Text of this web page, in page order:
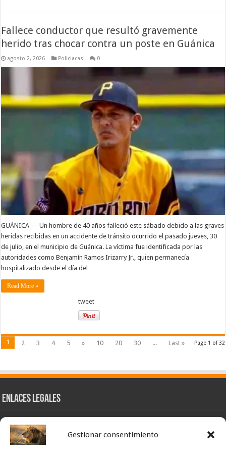
Gestionar consentimiento
Fallece conductor que resultó gravemente
herido tras chocar contra un poste en Guánica
agosto 2, 2026 Policiacas 0
GUÁNICA — Un hombre de 40 años falleció este sábado debido a las graves
heridas recibidas en un accidente de tránsito ocurrido el pasado jueves, 30
de julio, en el municipio de Guánica. La víctima fue identificada por las
autoridades como Benjamín Ramos Irizarry Jr., quien permanecía
hospitalizado desde el día del …
Read More »
tweet
Page 1 of 32
1 2 3 4 5 » 10 20 30 ... Last »
Enlaces Legales
Nuestra Esencia
Pulso Global